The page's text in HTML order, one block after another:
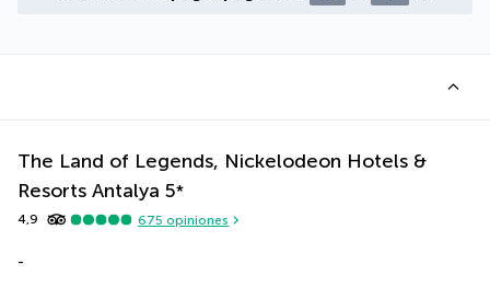
The Land of Legends, Nickelodeon Hotels &
Resorts Antalya 5*
4,9 675 opiniones
-